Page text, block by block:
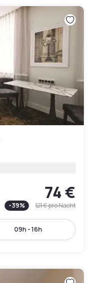
74 €
-39% 121 €pro Nacht
09h - 16h